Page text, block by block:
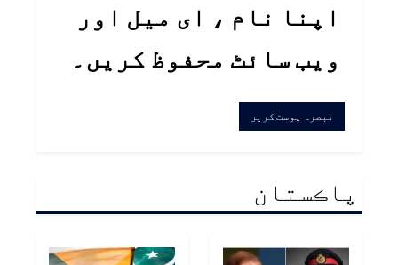
اپنا نام ، ای میل اور
ویب سائٹ محفوظ کریں۔
پاڪستان